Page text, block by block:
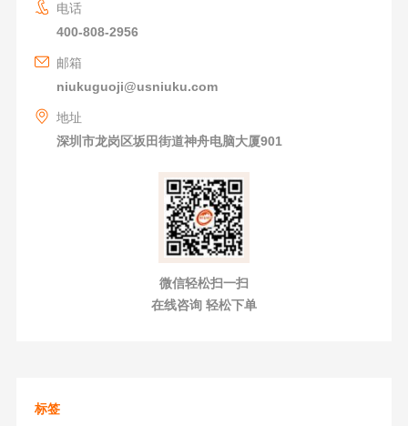
电话
400-808-2956
邮箱
niukuguoji@usniuku.com
地址
深圳市龙岗区坂田街道神舟电脑大厦901
微信轻松扫一扫
在线咨询 轻松下单
标签